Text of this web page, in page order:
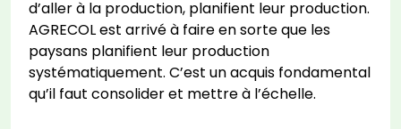
d’aller à la production, planifient leur production.
AGRECOL est arrivé à faire en sorte que les
paysans planifient leur production
systématiquement. C’est un acquis fondamental
qu’il faut consolider et mettre à l’échelle.